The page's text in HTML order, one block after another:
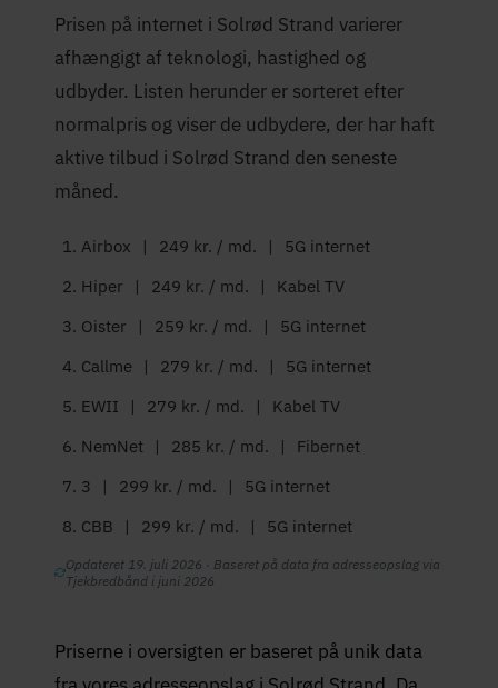
Prisen på internet i Solrød Strand varierer
afhængigt af teknologi, hastighed og
udbyder. Listen herunder er sorteret efter
normalpris og viser de udbydere, der har haft
aktive tilbud i Solrød Strand den seneste
måned.
Airbox | 249 kr. / md. |
5G internet
Hiper
| 249 kr. / md. |
Kabel TV
Oister
| 259 kr. / md. |
5G internet
Callme
| 279 kr. / md. |
5G internet
EWII
| 279 kr. / md. |
Kabel TV
NemNet
| 285 kr. / md. |
Fibernet
3
| 299 kr. / md. |
5G internet
CBB
| 299 kr. / md. | 5G internet
Opdateret 19. juli 2026 · Baseret på data fra adresseopslag via
Tjekbredbånd i juni 2026
Priserne i oversigten er baseret på unik data